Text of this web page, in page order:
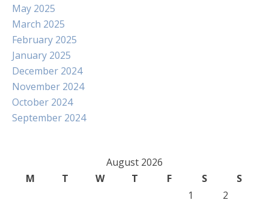
May 2025
March 2025
February 2025
January 2025
December 2024
November 2024
October 2024
September 2024
August 2026
M
T W T F S
S
1
2